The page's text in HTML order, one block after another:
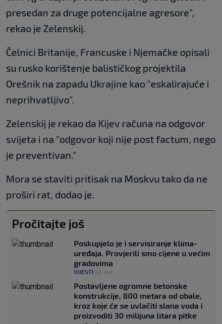
presedan za druge potencijalne agresore",
rekao je Zelenskij.
Čelnici Britanije, Francuske i Njemačke opisali
su rusko korištenje balističkog projektila
Orešnik na zapadu Ukrajine kao "eskalirajuće i
neprihvatljivo".
Zelenskij je rekao da Kijev računa na odgovor
svijeta i na "odgovor koji nije post factum, nego
je preventivan."
Mora se staviti pritisak na Moskvu tako da ne
proširi rat, dodao je.
Pročitajte još
Poskupjelo je i servisiranje klima-
uređaja. Provjerili smo cijene u većim
gradovima
VIJESTI 23. svi.
Postavljene ogromne betonske
konstrukcije, 800 metara od obale,
kroz koje će se uvlačiti slana voda i
proizvoditi 30 milijuna litara pitke